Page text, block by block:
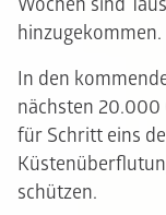
hinzugekommen.
In den
nächsten
für Schritt eins
schützen.